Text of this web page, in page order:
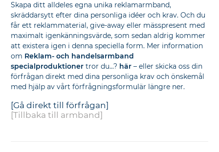
Skapa ditt alldeles egna unika reklamarmband,
skräddarsytt efter dina personliga idéer och krav. Och du
får ett reklammaterial, give-away eller mässpresent med
maximalt igenkänningsvärde, som sedan aldrig kommer
att existera igen i denna speciella form. Mer information
om Reklam- och handelsarmband
specialproduktioner tror du...? här – eller skicka oss din
förfrågan direkt med dina personliga krav och önskemål
med hjälp av vårt förfrågningsformulär längre ner.
[Gå direkt till förfrågan]
[Tillbaka till armband]